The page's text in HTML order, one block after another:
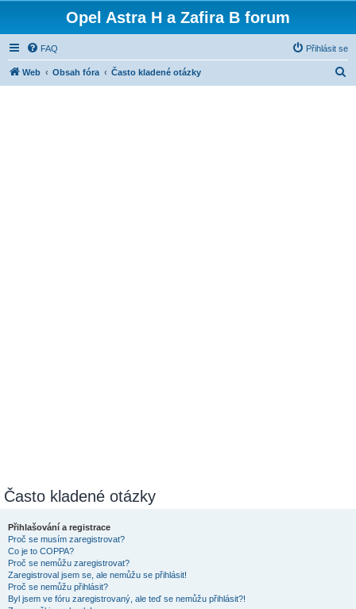
Opel Astra H a Zafira B forum
FAQ Přihlásit se
Web Obsah fóra Často kladené otázky
Často kladené otázky
Přihlašování a registrace
Proč se musím zaregistrovat?
Co je to COPPA?
Proč se nemůžu zaregistrovat?
Zaregistroval jsem se, ale nemůžu se přihlásit!
Proč se nemůžu přihlásit?
Byl jsem ve fóru zaregistrovaný, ale teď se nemůžu přihlásit?!